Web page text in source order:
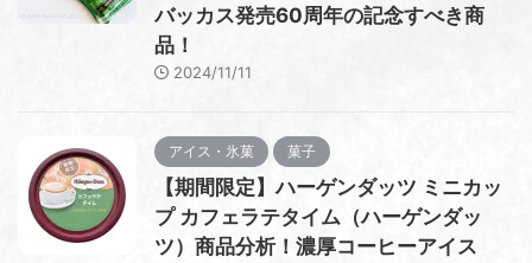
バッカス発売60周年の記念すべき商
品！
2024/11/11
アイス・氷菓 菓子
【期間限定】ハーゲンダッツ ミニカッ
プ カフェラテタイム（ハーゲンダッ
ツ）商品分析！濃厚コーヒーアイス